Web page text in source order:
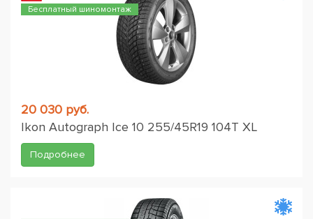
Бесплатный шиномонтаж
20 030 руб.
Ikon Autograph Ice 10 255/45R19 104T XL
Подробнее